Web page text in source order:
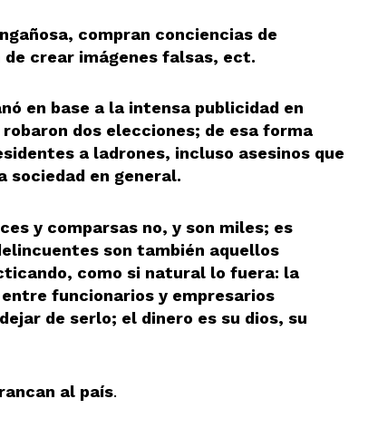
compran conciencias de
crear imágenes falsas, ect.
en base a la intensa publicidad en
dos elecciones; de esa forma
a ladrones, incluso asesinos que
sociedad en general.
y comparsas no, y son miles; es
son también aquellos
como si natural lo fuera: la
funcionarios y empresarios
de serlo; el dinero es su dios, su
al país.